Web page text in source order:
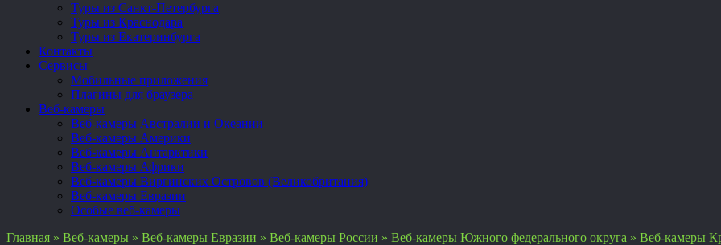
Туры из Санкт-Петербурга
Туры из Краснодара
Туры из Екатеринбурга
Контакты
Сервисы
Мобильные приложения
Плагины для браузера
Веб-камеры
Веб-камеры Австралии и Океании
Веб-камеры Америки
Веб-камеры Антарктики
Веб-камеры Африки
Веб-камеры Виргинских Островов (Великобритания)
Веб-камеры Евразии
Особые веб-камеры
Главная » Веб-камеры » Веб-камеры Евразии » Веб-камеры России » Веб-камеры Южного федерального округа » Веб-камеры